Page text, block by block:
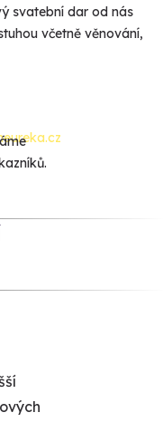
svatební dar od nás
včetně věnování,